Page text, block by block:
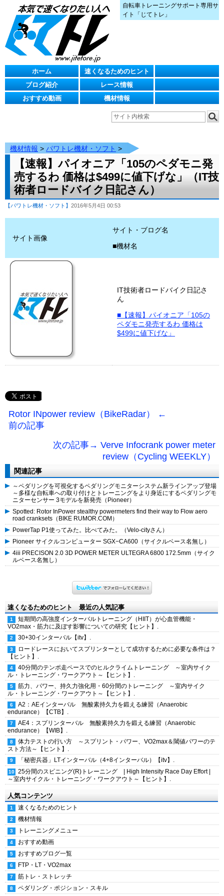
自転車トレーニングサポート専用サ
イト「じてトレ」
ホーム
速くなるためのヒント
ブログ紹介
レース情報
おすすめ動画
機材情報
機材情報 > パワトレ機材・ソフト >
【速報】パイオニア「105のペダモニ発
売するわ 価格は$499に値下げな」（IT技
術者ロードバイク日記さん）
【パワトレ機材・ソフト】 2016年5月4日 00:53
サイト画像
サイト・ブログ名
■機材名
IT技術者ロードバイク日記さ
ん
■【速報】パイオニア「105の
ペダモニ発売するわ 価格は
$499に値下げな」
Rotor INpower review（BikeRadar） ←
前の記事
次の記事→ Verve Infocrank power meter
review（Cycling WEEKLY）
関連記事
～ペダリングを可視化するペダリングモニターシステム新ラインアップ登場
～多様な自転車への取り付けとトレーニングをより身近にするペダリングモ
ニターセンサー 3モデルを新発売（Pioneer）
Spotted: Rotor InPower stealthy powermeters find their way to Flow aero
road cranksets（BIKE RUMOR.COM）
PowerTap P1使ってみた。比べてみた。（Velo-cityさん）
Pioneer サイクルコンピューター SGX−CA600（サイクルベース名無し）
4iii PRECISON 2.0 3D POWER METER ULTEGRA 6800 172.5mm（サイク
ルベース名無し）
速くなるためのヒント 最近の人気記事
短期間の高強度インターバルトレーニング（HIIT）が心血管機能・
VO2max・筋力に及ぼす影響についての研究【ヒント】.
30+30インターバル【itv】.
ロードレースにおいてスプリンターとして成功するために必要な条件は？
【ヒント】.
40分間のテンポ走ペースでのヒルクライムトレーニング ～室内サイク
ル・トレーニング・ワークアウト～【ヒント】.
筋力、パワー、持久力強化用・60分間のトレーニング ～室内サイク
ル・トレーニング・ワークアウト～【ヒント】.
A2：AEインターバル 無酸素持久力を鍛える練習（Anaerobic
endurance）【CTB】.
AE4：スプリンターバル 無酸素持久力を鍛える練習（Anaerobic
endurance）【WIB】.
体力テストの行い方 ～スプリント・パワー、VO2max＆閾値パワーのテ
スト方法～【ヒント】.
「秘密兵器」LTインターバル（4+8インターバル）【itv】.
25分間のスピニング(R)トレーニング | High Intensity Race Day Effort |
～室内サイクル・トレーニング・ワークアウト～【ヒント】.
人気コンテンツ
速くなるためのヒント
機材情報
トレーニングメニュー
おすすめ動画
おすすめブログ一覧
FTP・LT・VO2max
筋トレ・ストレッチ
ペダリング・ポジション・スキル